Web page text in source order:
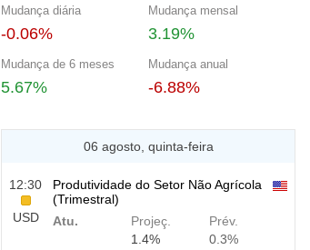
Mudança diária
-0.06%
Mudança mensal
3.19%
Mudança de 6 meses
5.67%
Mudança anual
-6.88%
06 agosto, quinta-feira
12:30
USD
Produtividade do Setor Não Agrícola
(Trimestral)
Atu.
Projeç.
1.4%
Prév.
0.3%